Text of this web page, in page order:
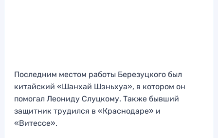
Последним местом работы Березуцкого был
китайский «Шанхай Шэньхуа», в котором он
помогал Леониду Слуцкому. Также бывший
защитник трудился в «Краснодаре» и
«Витессе».